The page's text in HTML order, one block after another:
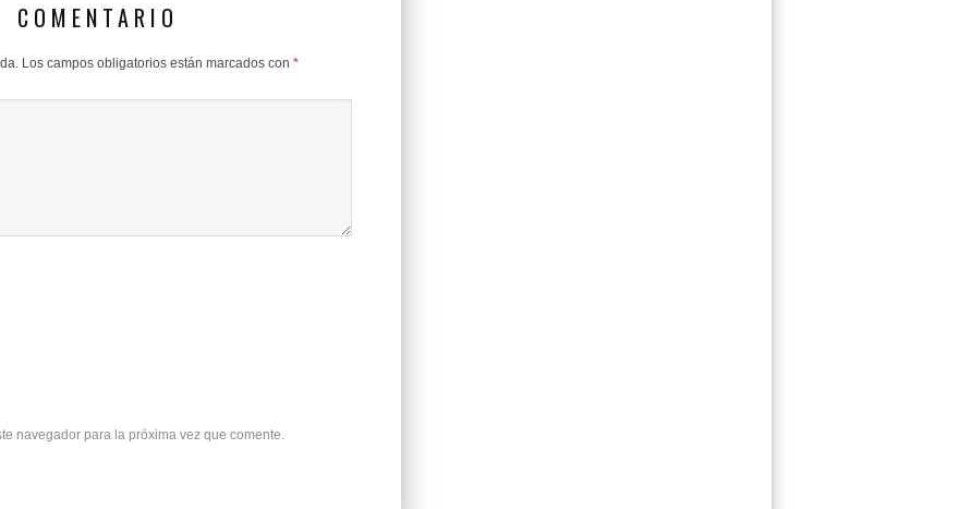
COMENTARIO
Los campos obligatorios están marcados con *
navegador para la próxima vez que comente.